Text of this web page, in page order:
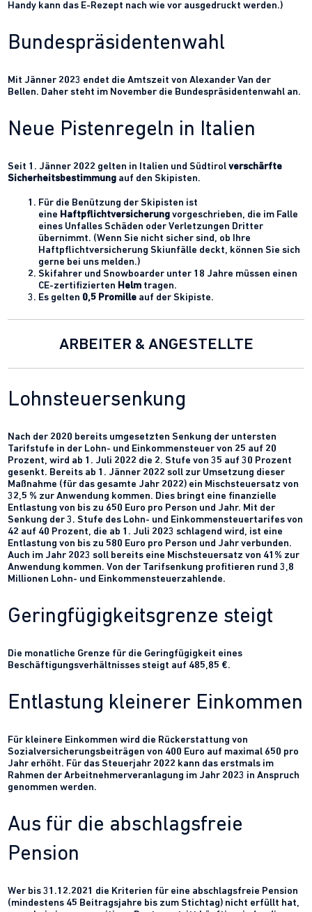
Handy kann das E-Rezept nach wie vor ausgedruckt werden.)
Bundespräsidentenwahl
Mit Jänner 2023 endet die Amtszeit von Alexander Van der
Bellen. Daher steht im November die Bundespräsidentenwahl an.
Neue Pistenregeln in Italien
Seit 1. Jänner 2022 gelten in Italien und Südtirolverschärfte
Sicherheitsbestimmung auf den Skipisten.
Für die Benützung der Skipisten ist
eine Haftpflichtversicherungvorgeschrieben, die im Falle
eines Unfalles Schäden oder Verletzungen Dritter
übernimmt. (Wenn Sie nicht sicher sind, ob Ihre
Haftpflichtversicherung Skiunfälle deckt, können Sie sich
gerne bei uns melden.)
Skifahrer und Snowboarder unter 18 Jahre müssen einen
CE-zertifizierten Helmtragen.
Es gelten 0,5 Promilleauf der Skipiste.
ARBEITER & ANGESTELLTE
Lohnsteuersenkung
Nach der 2020 bereits umgesetzten Senkung der untersten
Tarifstufe in der Lohn- und Einkommensteuer von 25 auf 20
Prozent, wird ab 1. Juli 2022 die 2. Stufe von 35 auf 30 Prozent
gesenkt. Bereits ab 1. Jänner 2022 soll zur Umsetzung dieser
Maßnahme (für das gesamte Jahr 2022) ein Mischsteuersatz von
32,5 % zur Anwendung kommen. Dies bringt eine finanzielle
Entlastung von bis zu 650 Euro pro Person und Jahr. Mit der
Senkung der 3. Stufe des Lohn- und Einkommensteuertarifes von
42 auf 40 Prozent, die ab 1. Juli 2023 schlagend wird, ist eine
Entlastung von bis zu 580 Euro pro Person und Jahr verbunden.
Auch im Jahr 2023 soll bereits eine Mischsteuersatz von 41% zur
Anwendung kommen. Von der Tarifsenkung profitieren rund 3,8
Millionen Lohn- und Einkommensteuerzahlende.
Geringfügigkeitsgrenze steigt
Die monatliche Grenze für die Geringfügigkeit eines
Beschäftigungsverhältnisses steigt auf 485,85 €.
Entlastung kleinerer Einkommen
Für kleinere Einkommen wird die Rückerstattung von
Sozialversicherungsbeiträgen von 400 Euro auf maximal 650 pro
Jahr erhöht. Für das Steuerjahr 2022 kann das erstmals im
Rahmen der Arbeitnehmerveranlagung im Jahr 2023 in Anspruch
genommen werden.
Aus für die abschlagsfreie
Pension
Wer bis 31.12.2021 die Kriterien für eine abschlagsfreie Pension
(mindestens 45 Beitragsjahre bis zum Stichtag) nicht erfüllt hat,